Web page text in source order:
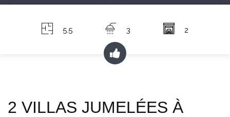
5.5 3 2
2 VILLAS JUMELÉES À